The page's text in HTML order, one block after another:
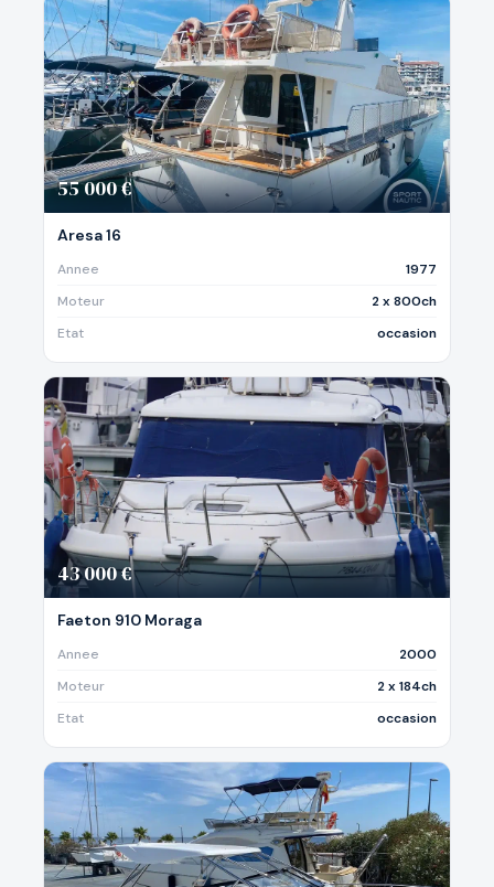
55 000 €
Aresa 16
Annee
1977
Moteur
2 x 800ch
Etat
occasion
43 000 €
Faeton 910 Moraga
Annee
2000
Moteur
2 x 184ch
Etat
occasion